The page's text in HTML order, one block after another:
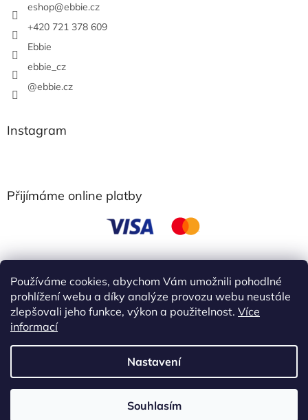
Používáme cookies, abychom Vám umožnili pohodlné
prohlížení webu a díky analýze provozu webu neustále
zlepšovali jeho funkce, výkon a použitelnost. Více
informací
Nastavení
Souhlasím
Akce 3+1 zdarma Kup 3 libovolné výrobky Ebbie a 4 získáš
eshop@ebbie.cz
+420 721 378 609
Ebbie
ebbie_cz
@ebbie.cz
Instagram
Přijímáme online platby
obchodní podmínky
nastavení cookies